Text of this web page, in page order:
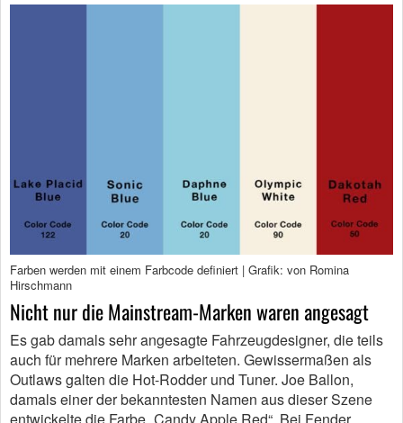
Farben werden mit einem Farbcode definiert | Grafik: von Romina
Hirschmann
Nicht nur die Mainstream-Marken waren angesagt
Es gab damals sehr angesagte Fahrzeugdesigner, die teils
auch für mehrere Marken arbeiteten. Gewissermaßen als
Outlaws galten die Hot-Rodder und Tuner. Joe Ballon,
damals einer der bekanntesten Namen aus dieser Szene
entwickelte die Farbe „Candy Apple Red“. Bei Fender